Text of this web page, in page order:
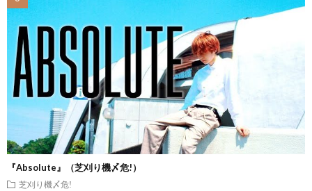
『Absolute』（芝刈り機〆危!）
芝刈り機〆危!